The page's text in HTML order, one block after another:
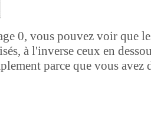
0, vous pouvez voir que
à l'inverse ceux en
parce que vous avez